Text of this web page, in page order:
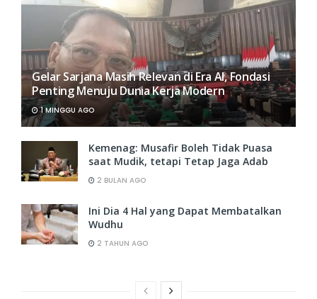
Gelar Sarjana Masih Relevan di Era AI, Fondasi
Penting Menuju Dunia Kerja Modern
1 MINGGU AGO
Kemenag: Musafir Boleh Tidak Puasa
saat Mudik, tetapi Tetap Jaga Adab
2 BULAN AGO
Ini Dia 4 Hal yang Dapat Membatalkan
Wudhu
2 TAHUN AGO